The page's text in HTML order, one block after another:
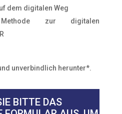
dem digitalen Weg
zur digitalen
unverbindlich herunter*.
BITTE DAS